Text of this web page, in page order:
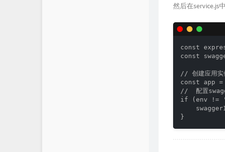
然后在service.js
const
const
// 创建应用实
const app
//  配置
if (env !=